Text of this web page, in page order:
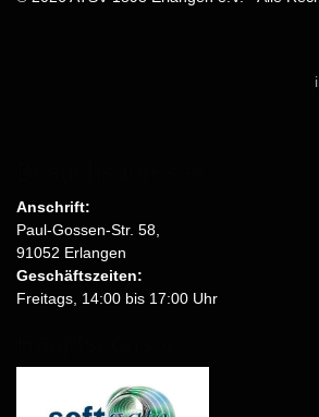
Anschrift:
Paul-Gossen-Str. 58,
91052 Erlangen
Geschäftszeiten:
Freitags, 14:00 bis 17:00 Uhr